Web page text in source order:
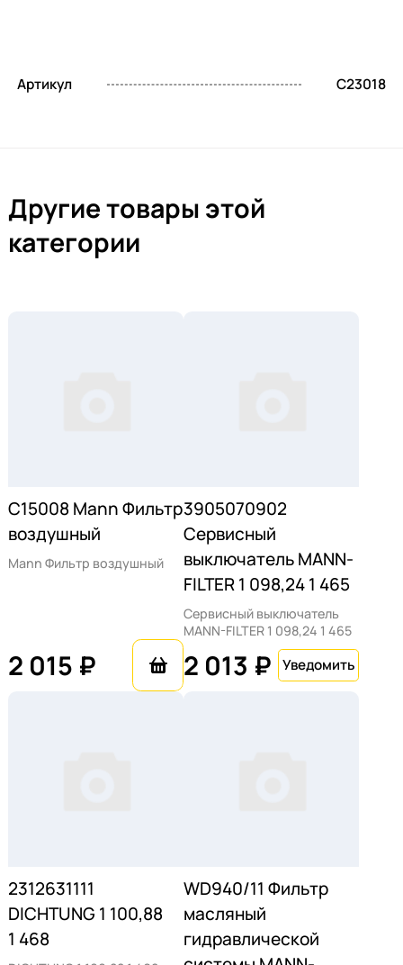
Артикул C23018
Другие товары этой
категории
C15008 Mann Фильтр
воздушный
Mann Фильтр воздушный
2 015 ₽
3905070902
Сервисный
выключатель MANN-
FILTER 1 098,24 1 465
Сервисный выключатель
MANN-FILTER 1 098,24 1 465
2 013 ₽
2312631111
DICHTUNG 1 100,88
1 468
WD940/11 Фильтр
масляный
гидравлической